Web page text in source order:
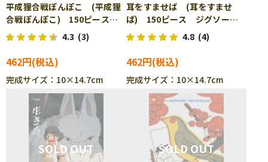
平成狸合戦ぽんぽこ (平成狸
合戦ぽんぽこ) 150ピース
ジグソーパズル ENS-150-
G32
4.3 (3)
462円
完成サイズ：10×14.7cm
耳をすませば (耳をすませ
ば) 150ピース ジグソーパ
ズル ENS-150-G33
4.8 (4)
462円
完成サイズ：10×14.7cm